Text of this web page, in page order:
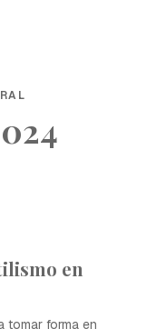
en
tomar forma en